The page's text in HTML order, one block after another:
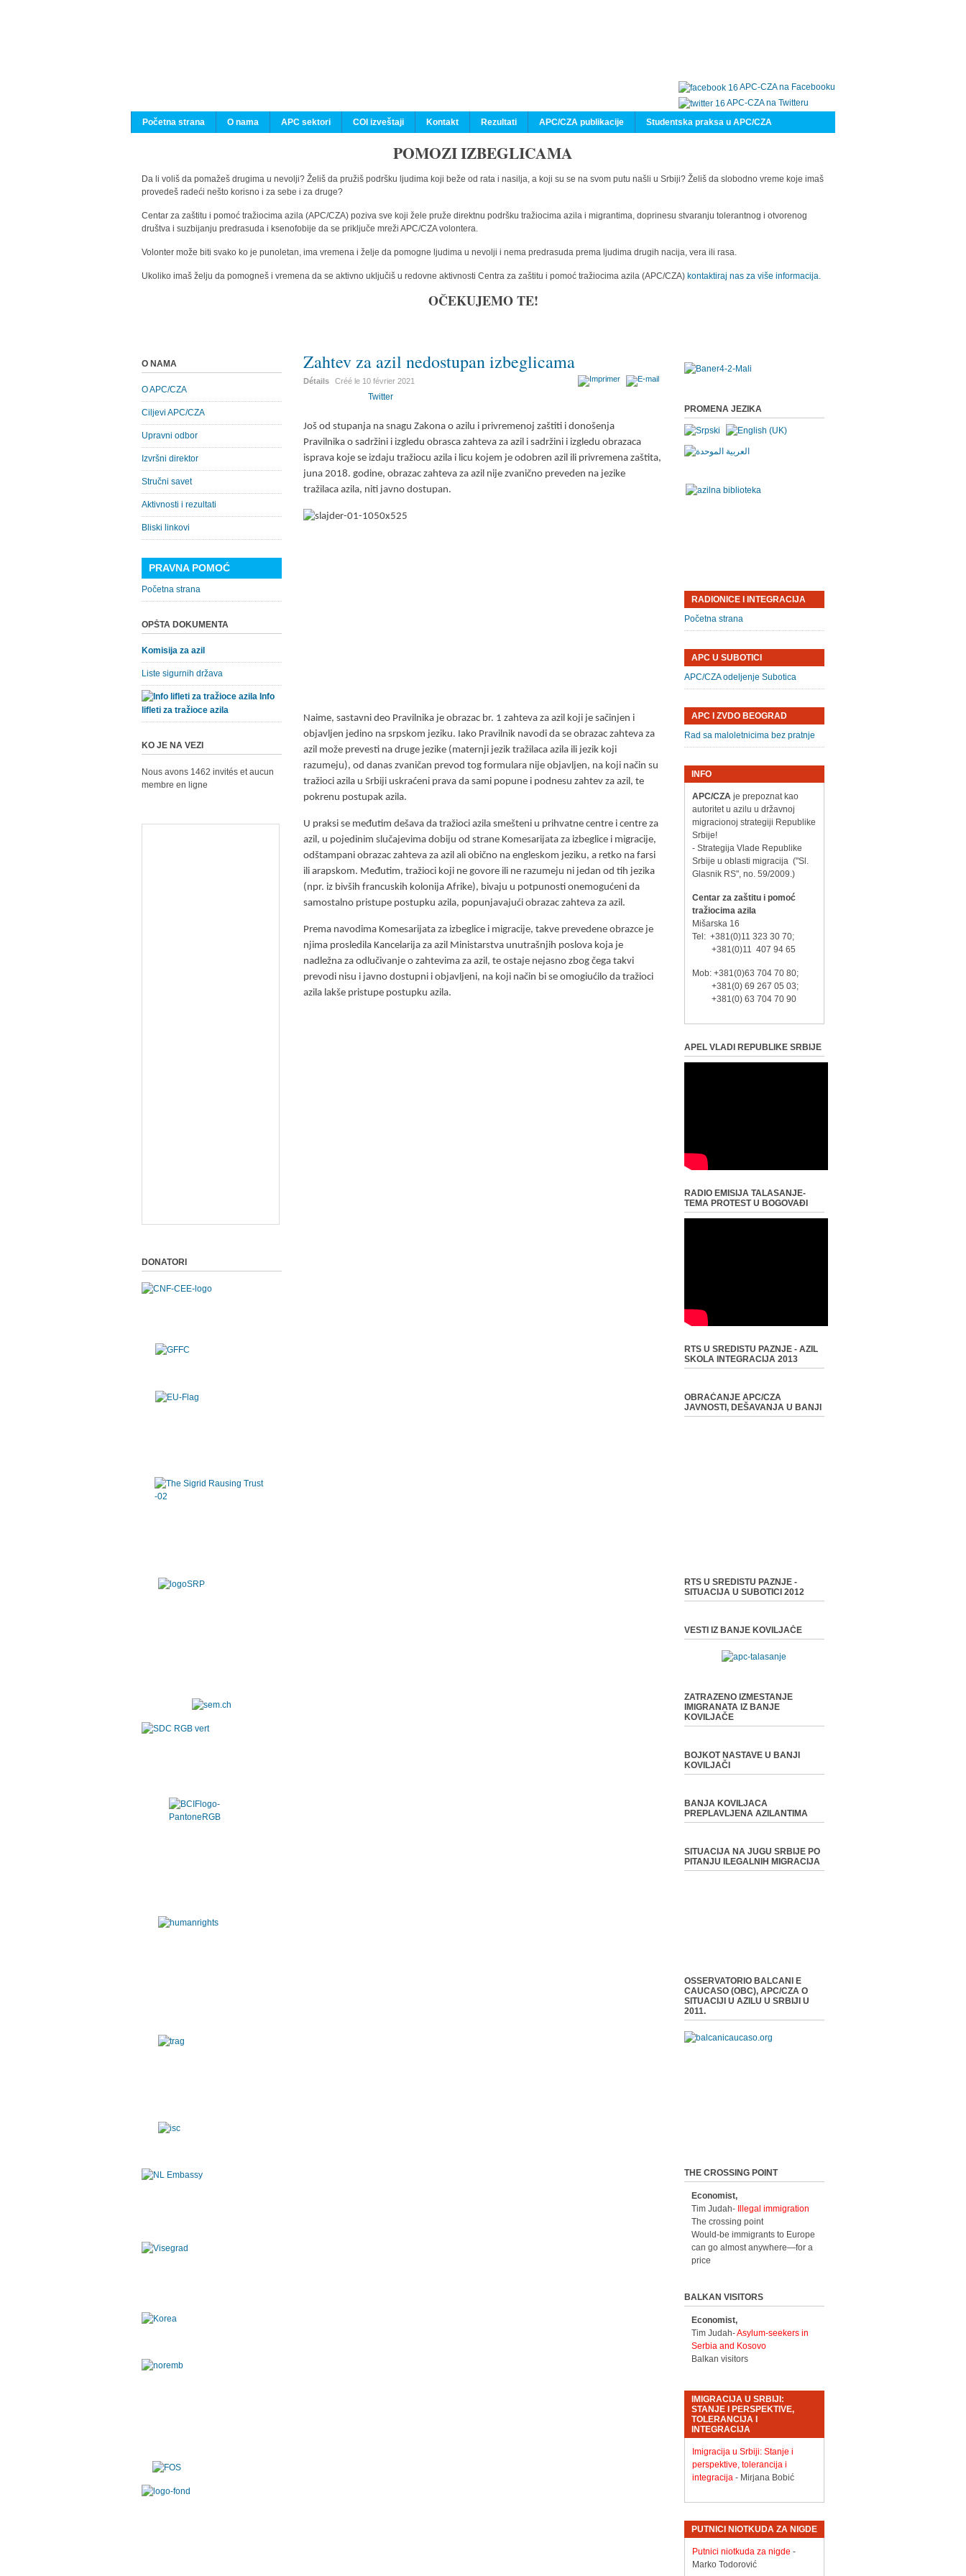
APC-CZA na Facebooku
APC-CZA na Twitteru
Početna strana
O nama APC sektori COI izveštaji Kontakt Rezultati APC/CZA publikacije Studentska praksa u APC/CZA
POMOZI IZBEGLICAMA
Da li voliš da pomažeš drugima u nevolji? Želiš da pružiš podršku ljudima koji beže od rata i nasilja, a koji su se na svom putu našli u Srbiji? Želiš da slobodno vreme koje imaš
provedeš radeći nešto korisno i za sebe i za druge?
Centar za zaštitu i pomoć tražiocima azila (APC/CZA) poziva sve koji žele pruže direktnu podršku tražiocima azila i migrantima, doprinesu stvaranju tolerantnog i otvorenog
društva i suzbijanju predrasuda i ksenofobije da se priključe mreži APC/CZA volontera.
Volonter može biti svako ko je punoletan, ima vremena i želje da pomogne ljudima u nevolji i nema predrasuda prema ljudima drugih nacija, vera ili rasa.
Ukoliko imaš želju da pomogneš i vremena da se aktivno uključiš u redovne aktivnosti Centra za zaštitu i pomoć tražiocima azila (APC/CZA) kontaktiraj nas za više informacija.
OČEKUJEMO TE!
Zahtev za azil nedostupan izbeglicama
Détails Créé le 10 février 2021
Twitter
Još od stupanja na snagu Zakona o azilu i privremenoj zaštiti i donošenja
Pravilnika o sadržini i izgledu obrasca zahteva za azil i sadržini i izgledu obrazaca
isprava koje se izdaju tražiocu azila i licu kojem je odobren azil ili privremena zaštita,
juna 2018. godine, obrazac zahteva za azil nije zvanično preveden na jezike
tražilaca azila, niti javno dostupan.
Naime, sastavni deo Pravilnika je obrazac br. 1 zahteva za azil koji je sačinjen i
objavljen jedino na srpskom jeziku. Iako Pravilnik navodi da se obrazac zahteva za
azil može prevesti na druge jezike (maternji jezik tražilaca azila ili jezik koji
razumeju), od danas zvaničan prevod tog formulara nije objavljen, na koji način su
tražioci azila u Srbiji uskraćeni prava da sami popune i podnesu zahtev za azil, te
pokrenu postupak azila.
U praksi se međutim dešava da tražioci azila smešteni u prihvatne centre i centre za
azil, u pojedinim slučajevima dobiju od strane Komesarijata za izbeglice i migracije,
odštampani obrazac zahteva za azil ali obično na engleskom jeziku, a retko na farsi
ili arapskom. Međutim, tražioci koji ne govore ili ne razumeju ni jedan od tih jezika
(npr. iz bivših francuskih kolonija Afrike), bivaju u potpunosti onemogućeni da
samostalno pristupe postupku azila, popunjavajući obrazac zahteva za azil.
Prema navodima Komesarijata za izbeglice i migracije, takve prevedene obrazce je
njima prosledila Kancelarija za azil Ministarstva unutrašnjih poslova koja je
nadležna za odlučivanje o zahtevima za azil, te ostaje nejasno zbog čega takvi
prevodi nisu i javno dostupni i objavljeni, na koji način bi se omogiućilo da tražioci
azila lakše pristupe postupku azila.
O NAMA
O APC/CZA
Ciljevi APC/CZA
Upravni odbor
Izvršni direktor
Stručni savet
Aktivnosti i rezultati
Bliski linkovi
PRAVNA POMOĆ
Početna strana
OPŠTA DOKUMENTA
Komisija za azil
Liste sigurnih država
Info
lifleti za tražioce azila
KO JE NA VEZI
Nous avons 1462 invités et aucun
membre en ligne
DONATORI
PROMENA JEZIKA
RADIONICE I INTEGRACIJA
Početna strana
APC U SUBOTICI
APC/CZA odeljenje Subotica
APC I ZVDO BEOGRAD
Rad sa maloletnicima bez pratnje
INFO
APC/CZAje prepoznat kao
autoritet u azilu u državnoj
migracionoj strategiji Republike
Srbije!
- Strategija Vlade Republike
Srbije u oblasti migracija ("Sl.
Glasnik RS", no. 59/2009.)
Centar za zaštitu i pomoć
tražiocima azila
Mišarska 16
Tel: +381(0)11 323 30 70;
+381(0)11 407 94 65
Mob: +381(0)63 704 70 80;
+381(0) 69 267 05 03;
+381(0) 63 704 70 90
APEL VLADI REPUBLIKE SRBIJE
RADIO EMISIJA TALASANJE-
TEMA PROTEST U BOGOVAĐI
RTS U SREDISTU PAZNJE - AZIL
SKOLA INTEGRACIJA 2013
OBRAĆANJE APC/CZA
JAVNOSTI, DEŠAVANJA U BANJI
RTS U SREDISTU PAZNJE -
SITUACIJA U SUBOTICI 2012
VESTI IZ BANJE KOVILJAČE
ZATRAZENO IZMESTANJE
IMIGRANATA IZ BANJE
KOVILJAČE
BOJKOT NASTAVE U BANJI
KOVILJAČI
BANJA KOVILJACA
PREPLAVLJENA AZILANTIMA
SITUACIJA NA JUGU SRBIJE PO
PITANJU ILEGALNIH MIGRACIJA
OSSERVATORIO BALCANI E
CAUCASO (OBC), APC/CZA O
SITUACIJI U AZILU U SRBIJI U
2011.
THE CROSSING POINT
Economist,
Tim Judah-
Illegal immigration
The crossing point
Would-be immigrants to Europe
can go almost anywhere—for a
price
BALKAN VISITORS
Economist,
Tim Judah-Asylum-seekers in
Serbia and Kosovo
Balkan visitors
IMIGRACIJA U SRBIJI:
STANJE I PERSPEKTIVE,
TOLERANCIJA I
INTEGRACIJA
Imigracija u Srbiji: Stanje i
perspektive, tolerancija i
integracija- Mirjana Bobić
PUTNICI NIOTKUDA ZA NIGDE
Putnici niotkuda za nigde -
Marko Todorović